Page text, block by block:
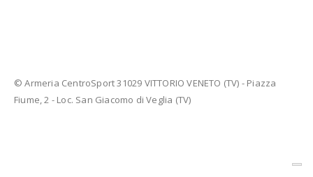
© Armeria CentroSport 31029 VITTORIO VENETO (TV) - Piazza
Fiume, 2 - Loc. San Giacomo di Veglia (TV)